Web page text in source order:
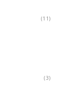
(11)
(3)